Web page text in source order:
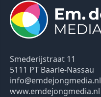
Smederijstraat 11
5111 PT Baarle-Nassau
info@emdejongmedia.nl
www.emdejongmedia.nl